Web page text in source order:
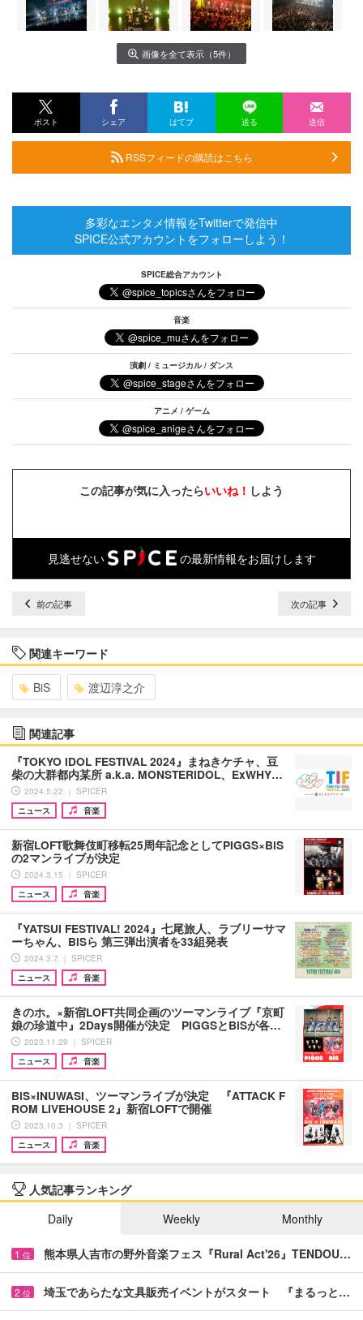
画像を全て表示（5件）
ポスト シェア はてブ 送る 送信
RSSフィードの購読はこちら
多彩なエンタメ情報をTwitterで発信中
SPICE公式アカウントをフォローしよう！
SPICE総合アカウント
音楽
演劇 / ミュージカル / ダンス
アニメ / ゲーム
この記事が気に入ったらいいね！ しよう
見逃せない の最新情報をお届けします
前の記事 次の記事
関連キーワード
BiS 渡辺淳之介
関連記事
『TOKYO IDOL FESTIVAL 2024』まねきケチャ、豆
柴の大群都内某所 a.k.a. MONSTERIDOL、ExWHY…
2024.5.22 ｜ SPICER
ニュース
音楽
新宿LOFT歌舞伎町移転25周年記念としてPIGGS×BiS
の2マンライブが決定
2024.3.15 ｜ SPICER
ニュース
音楽
『YATSUI FESTIVAL! 2024』七尾旅人、ラブリーサマ
ーちゃん、BiSら 第三弾出演者を33組発表
2024.3.7 ｜ SPICER
ニュース
音楽
きのホ。×新宿LOFT共同企画のツーマンライブ『京町
娘の珍道中』2Days開催が決定 PIGGSとBiSが各…
2023.11.29 ｜ SPICER
ニュース
音楽
BiS×INUWASI、ツーマンライブが決定 『ATTACK F
ROM LIVEHOUSE 2』新宿LOFTで開催
2023.10.3 ｜ SPICER
ニュース
音楽
人気記事ランキング
Daily
Weekly Monthly
1 位 熊本県人吉市の野外音楽フェス『Rural Act'26』TENDOU…
2 位 埼玉であらたな文具販売イベントがスタート 『まるっと…